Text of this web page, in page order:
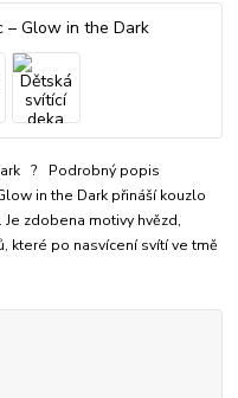
? Podrobný popis
in the Dark přináší kouzlo
zdobena motivy hvězd,
které po nasvícení svítí ve tmě